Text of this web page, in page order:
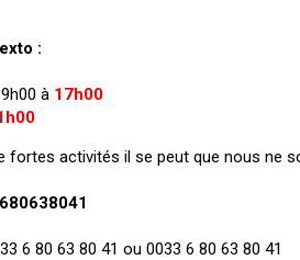
:
à 17h00
fortes activités il se peut que nous ne
6 80 63 80 41 ou 0033 6 80 63 80 41